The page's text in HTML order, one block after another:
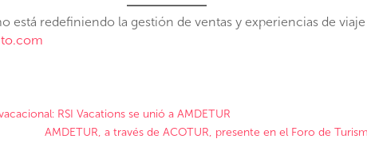
está redefiniendo la gestión de ventas y experiencias de
RSI Vacations se unió a AMDETUR
AMDETUR, a través de ACOTUR, presente en el Foro de